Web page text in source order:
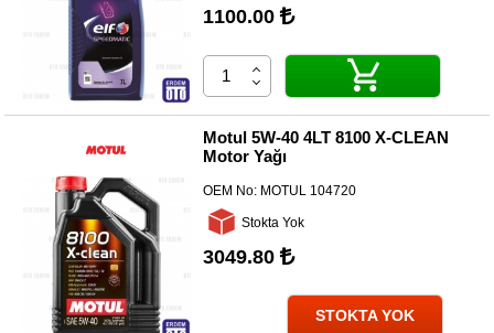
Kategoriler
Renault
Yedek
1100.00
Motul 5W-40 4LT 8100 X-CLEAN
Motor Yağı
OEM No: MOTUL 104720
Stokta Yok
3049.80
STOKTA YOK